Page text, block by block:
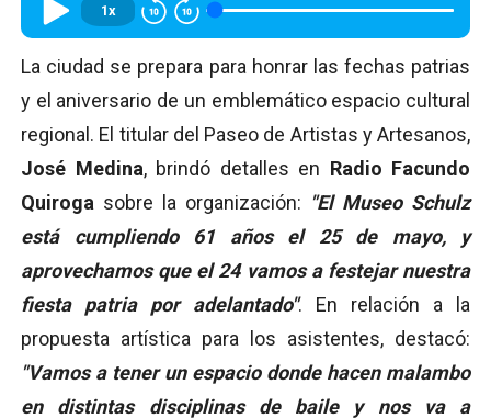
1x
La ciudad se prepara para honrar las fechas patrias
y el aniversario de un emblemático espacio cultural
regional. El titular del Paseo de Artistas y Artesanos,
José Medina, brindó detalles en Radio Facundo
Quiroga sobre la organización: "El Museo Schulz
está cumpliendo 61 años el 25 de mayo, y
aprovechamos que el 24 vamos a festejar nuestra
fiesta patria por adelantado". En relación a la
propuesta artística para los asistentes, destacó:
"Vamos a tener un espacio donde hacen malambo
en distintas disciplinas de baile y nos va a